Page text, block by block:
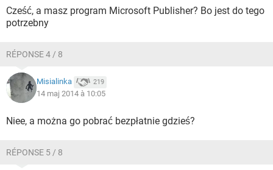
Cześć, a masz program Microsoft Publisher? Bo jest do tego
potrzebny
RÉPONSE 4 / 8
Misialinka 219
14 maj 2014 à 10:05
Niee, a można go pobrać bezpłatnie gdzieś?
RÉPONSE 5 / 8